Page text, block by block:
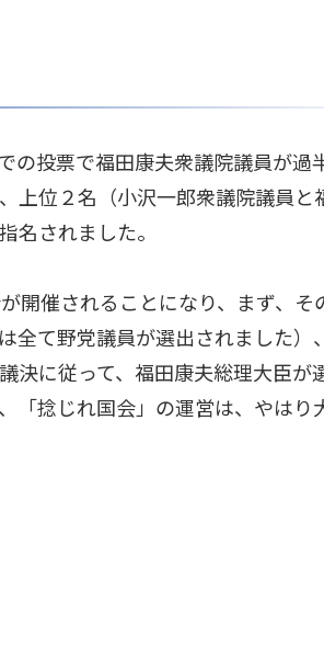
の投票で福田康夫衆議院議員が過
上位２名（小沢一郎衆議院議員と
名されました。
開催されることになり、まず、そ
全て野党議員が選出されました）
決に従って、福田康夫総理大臣が
「捻じれ国会」の運営は、やはり